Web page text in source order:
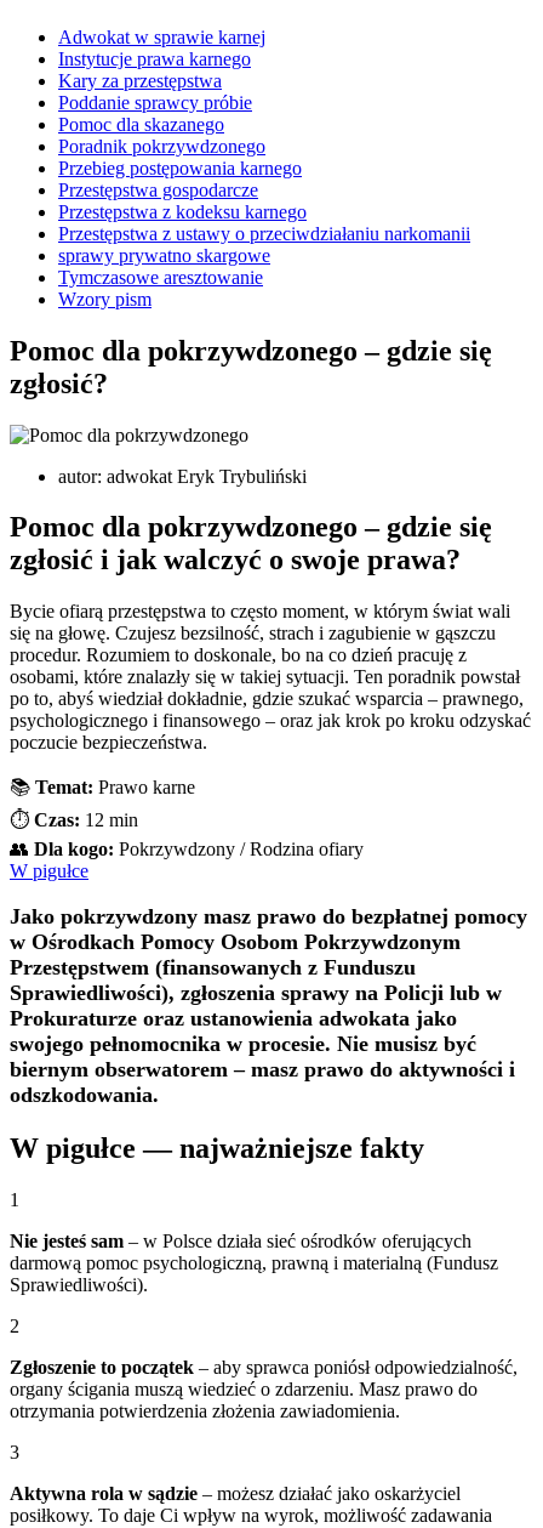
Adwokat w sprawie karnej
Instytucje prawa karnego
Kary za przestępstwa
Poddanie sprawcy próbie
Pomoc dla skazanego
Poradnik pokrzywdzonego
Przebieg postępowania karnego
Przestępstwa gospodarcze
Przestępstwa z kodeksu karnego
Przestępstwa z ustawy o przeciwdziałaniu narkomanii
sprawy prywatno skargowe
Tymczasowe aresztowanie
Wzory pism
Pomoc dla pokrzywdzonego – gdzie się
zgłosić?
autor: adwokat Eryk Trybuliński
Pomoc dla pokrzywdzonego – gdzie się
zgłosić i jak walczyć o swoje prawa?
Bycie ofiarą przestępstwa to często moment, w którym świat wali
się na głowę. Czujesz bezsilność, strach i zagubienie w gąszczu
procedur. Rozumiem to doskonale, bo na co dzień pracuję z
osobami, które znalazły się w takiej sytuacji. Ten poradnik powstał
po to, abyś wiedział dokładnie, gdzie szukać wsparcia – prawnego,
psychologicznego i finansowego – oraz jak krok po kroku odzyskać
poczucie bezpieczeństwa.
📚 Temat: Prawo karne
⏱️ Czas: 12 min
👥 Dla kogo: Pokrzywdzony / Rodzina ofiary
W pigułce
Jako pokrzywdzony masz prawo do bezpłatnej pomocy
w Ośrodkach Pomocy Osobom Pokrzywdzonym
Przestępstwem (finansowanych z Funduszu
Sprawiedliwości), zgłoszenia sprawy na Policji lub w
Prokuraturze oraz ustanowienia adwokata jako
swojego pełnomocnika w procesie. Nie musisz być
biernym obserwatorem – masz prawo do aktywności i
odszkodowania.
W pigułce — najważniejsze fakty
1
Nie jesteś sam – w Polsce działa sieć ośrodków oferujących
darmową pomoc psychologiczną, prawną i materialną (Fundusz
Sprawiedliwości).
2
Zgłoszenie to początek – aby sprawca poniósł odpowiedzialność,
organy ścigania muszą wiedzieć o zdarzeniu. Masz prawo do
otrzymania potwierdzenia złożenia zawiadomienia.
3
Aktywna rola w sądzie – możesz działać jako oskarżyciel
posiłkowy. To daje Ci wpływ na wyrok, możliwość zadawania